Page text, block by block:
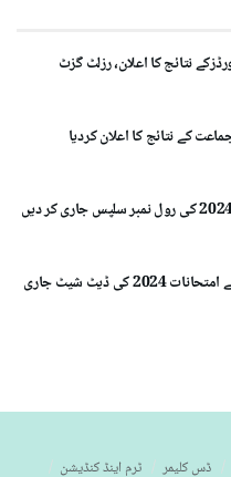
فیڈرل بورڈ نے 11 ویں ، 12 ویں کے امتحانات 2024 کی ڈیٹ شیٹ جاری
ڈس کلیمر ٹرم اینڈ کنڈیشن